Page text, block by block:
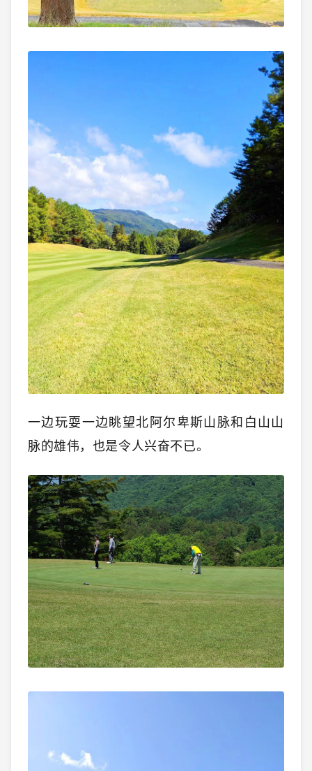
一边玩耍一边眺望北阿尔卑斯山脉和白山山
脉的雄伟，也是令人兴奋不已。